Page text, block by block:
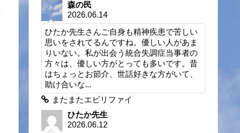
森の民
2026.06.14
ひたか先生さんご自身も精神疾患で苦しい
思いをされてるんですね。優しい人があま
りいない。私が出会う統合失調症当事者の
方々は、優しい方がとっても多いです。昔
はちょっとお節介、世話好きな方がいて、
助け合いな...
またまたエビリファイ
ひたか先生
2026.06.12